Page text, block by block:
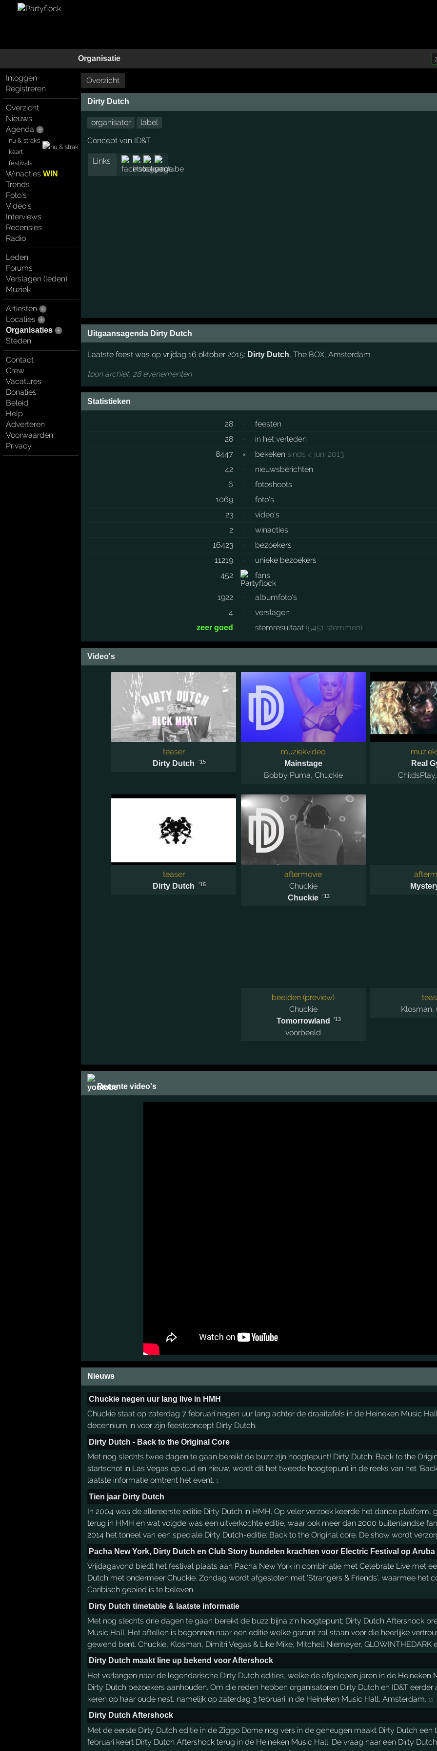
Organisatie
Inloggen
Registreren
Overzicht
Nieuws
Agenda
nu & straks
kaart
festivals
WinactiesWIN
Trends
Foto's
Video's
Interviews
Recensies
Radio
Leden
Forums
Verslagen (leden)
Muziek
Artiesten
Locaties
Organisaties
Steden
Contact
Crew
Vacatures
Donaties
Beleid
Help
Adverteren
Voorwaarden
Privacy
Overzicht
Dirty Dutch
organisator
label
Concept van ID&T.
Links
Uitgaansagenda Dirty Dutch
Laatste feest was op vrijdag 16 oktober 2015: Dirty Dutch, The BOX, Amsterdam
toon archief, 28 evenementen
Statistieken
28 ·
feesten
28
·
in het verleden
8447
× bekeken sinds 4 juni 2013
42
·
nieuwsberichten
6
·
fotoshoots
1069
·
foto's
23
·
video's
2
·
winacties
16423
·
bezoekers
11219
·
unieke bezoekers
452
fans
1922 ·
albumfoto's
4
· verslagen
zeer goed · stemresultaat (5451 stemmen)
Video's
teaser
Dirty Dutch '15
muziekvideo
Mainstage
Bobby Puma, Chuckie
Real
ChildsPlay
teaser
Dirty Dutch '15
aftermovie
Chuckie
Chuckie '13
beelden (preview)
Chuckie
Tomorrowland '13
voorbeeld
Klosman,
Recente video's
Nieuws
Chuckie negen uur lang live in HMH
Chuckie staat op zaterdag 7 februari negen uur lang achter de draaitafels in de Heineken Music
decennium in voor zijn feestconcept Dirty Dutch.
Dirty Dutch - Back to the Original Core
Met nog slechts twee dagen te gaan bereikt de buzz zijn hoogtepunt! Dirty Dutch: Back to the
startschot in Las Vegas op oud en nieuw, wordt dit het tweede hoogtepunt in de reeks van het
laatste informatie omtrent het event. 1
Tien jaar Dirty Dutch
In 2004 was de allereerste editie Dirty Dutch in HMH. Op veler verzoek keerde het dance platform,
terug in HMH en wat volgde was een uitverkochte editie, waar ook meer dan 2000 buitenlandse
2014 het toneel van een speciale Dirty Dutch-editie: Back to the Original core. De show wordt
Pacha New York, Dirty Dutch en Club Story bundelen krachten voor Electric Festival op Aruba
Vrijdagavond biedt het festival plaats aan Pacha New York in combinatie met Celebrate Live met
Dutch met ondermeer Chuckie. Zondag wordt afgesloten met 'Strangers & Friends', waarmee het
Caribisch gebied is te beleven.
Dirty Dutch timetable & laatste informatie
Met nog slechts drie dagen te gaan bereikt de buzz bijna z'n hoogtepunt; Dirty Dutch Aftershock
Music Hall. Het aftellen is begonnen naar een editie welke garant zal staan voor die heerlijke
gewend bent. Chuckie, Klosman, Dimitri Vegas & Like Mike, Mitchell Niemeyer, GLOWINTHEDARK
Dirty Dutch maakt line up bekend voor Aftershock
Het verlangen naar de legendarische Dirty Dutch edities, welke de afgelopen jaren in de
Dirty Dutch bezoekers aanhouden. Om die reden hebben organisatoren Dirty Dutch en ID&T
keren op haar oude nest, namelijk op zaterdag 3 februari in de Heineken Music Hall, Amsterdam. 11
Dirty Dutch Aftershock
Met de eerste Dirty Dutch editie in de Ziggo Dome nog vers in de geheugen maakt Dirty Dutch
februari keert Dirty Dutch Aftershock terug in de Heineken Music Hall. De vraag naar een Dirty